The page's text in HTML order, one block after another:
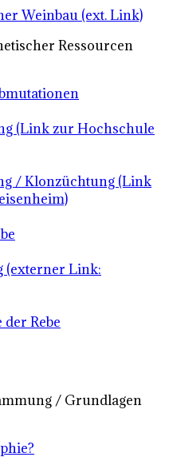
Weinbau (ext. Link)
Ressourcen
(Link zur Hochschule
/ Klonzüchtung (Link
(externer Link:
Rebe
/ Grundlagen